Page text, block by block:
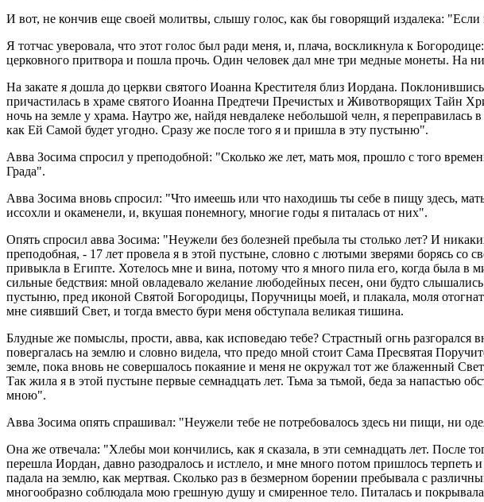
И вот, не кончив еще своей молитвы, слышу голос, как бы говорящий издалека:
Я тотчас уверовала, что этот голос был ради меня, и, плача, воскликнула к
церковного притвора и пошла прочь. Один человек дал мне три медные монеты. На
На закате я дошла до церкви святого Иоанна Крестителя близ Иордана.
причастилась в храме святого Иоанна Предтечи Пречистых и Животворящих Тайн
ночь на земле у храма. Наутро же, найдя невдалеке небольшой челн, я
как Ей Самой будет угодно. Сразу же после того я и пришла в эту пустыню".
Авва Зосима спросил у преподобной: "Сколько же лет, мать моя, прошло с того
Града".
Авва Зосима вновь спросил: "Что имеешь или что находишь ты себе в пищу здесь,
иссохли и окаменели, и, вкушая понемногу, многие годы я питалась от них".
Опять спросил авва Зосима: "Неужели без болезней пребыла ты столько лет? И
преподобная, - 17 лет провела я в этой пустыне, словно с лютыми зверями борясь
привыкла в Египте. Хотелось мне и вина, потому что я много пила его, когда была в
сильные бедствия: мной овладевало желание любодейных песен, они будто
пустыню, пред иконой Святой Богородицы, Поручницы моей, и плакала, моля
мне сиявший Свет, и тогда вместо бури меня обступала великая тишина.
Блудные же помыслы, прости, авва, как исповедаю тебе? Страстный огнь
повергалась на землю и словно видела, что предо мной стоит Сама Пресвятая
земле, пока вновь не совершалось покаяние и меня не окружал тот же блаженный
Так жила я в этой пустыне первые семнадцать лет. Тьма за тьмой, беда за напастью
мною".
Авва Зосима опять спрашивал: "Неужели тебе не потребовалось здесь ни пищи, ни
Она же отвечала: "Хлебы мои кончились, как я сказала, в эти семнадцать лет. После
перешла Иордан, давно разодралось и истлело, и мне много потом пришлось терпеть
падала на землю, как мертвая. Сколько раз в безмерном борении пребывала с
многообразно соблюдала мою грешную душу и смиренное тело. Питалась и